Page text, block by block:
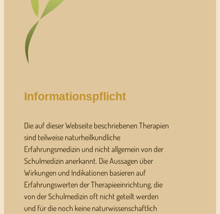
Informationspflicht
Die auf dieser Webseite beschriebenen Therapien
sind teilweise naturheilkundliche
Erfahrungsmedizin und nicht allgemein von der
Schulmedizin anerkannt. Die Aussagen über
Wirkungen und Indikationen basieren auf
Erfahrungswerten der Therapieeinrichtung, die
von der Schulmedizin oft nicht geteilt werden
und für die noch keine naturwissenschaftlich